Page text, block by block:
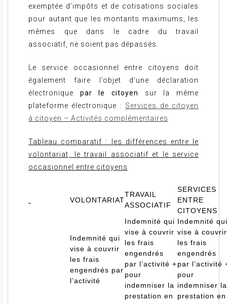
exemptée d’impôts et de cotisations sociales
pour autant que les montants maximums, les
mêmes que dans le cadre du travail
associatif, ne soient pas dépassés.
Le service occasionnel entre citoyens doit
également faire l’objet d’une déclaration
électronique par le citoyen
sur la même
plateforme électronique : Services de citoyen
à citoyen – Activités complémentaires
Tableau comparatif : les différences entre le
volontariat, le travail associatif et le service
occasionnel entre citoyens
VOLONTARIAT
TRAVAIL
ASSOCIATIF
SERVICES
ENTRE
CITOYENS
Indemnité qui
vise à couvrir
les frais
engendrés par
l’activité
Indemnité qui
vise à couvrir
les frais
engendrés
par l’activité +
pour
indemniser la
prestation en
Indemnité qui
vise à couvrir
les frais
engendrés
par l’activité
pour
indemniser la
prestation en